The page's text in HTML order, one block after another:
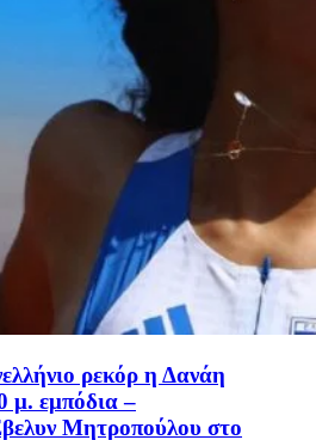
ρεκόρ η Δανάη
μ. εμπόδια –
Μητροπούλου στο